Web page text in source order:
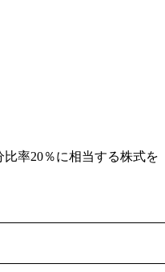
率20％に相当する株式を